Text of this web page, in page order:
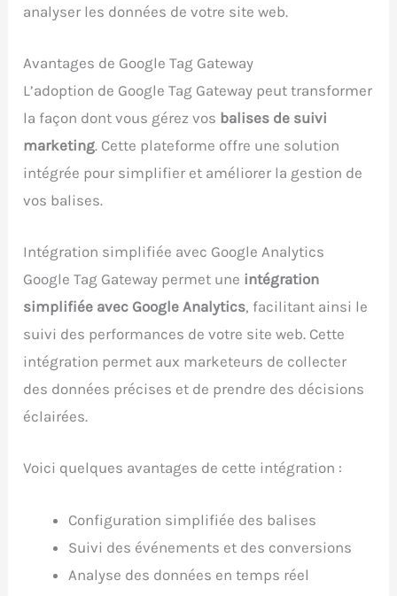
analyser les données de votre site web.
Avantages de Google Tag Gateway
L’adoption de Google Tag Gateway peut transformer
la façon dont vous gérez vos balises de suivi
marketing. Cette plateforme offre une solution
intégrée pour simplifier et améliorer la gestion de
vos balises.
Intégration simplifiée avec Google Analytics
Google Tag Gateway permet une intégration
simplifiée avec Google Analytics, facilitant ainsi le
suivi des performances de votre site web. Cette
intégration permet aux marketeurs de collecter
des données précises et de prendre des décisions
éclairées.
Voici quelques avantages de cette intégration :
Configuration simplifiée des balises
Suivi des événements et des conversions
Analyse des données en temps réel